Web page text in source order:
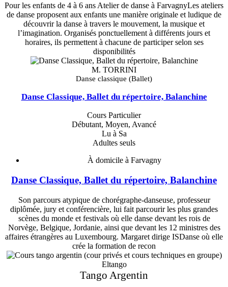
Pour les enfants de 4 à 6 ans Atelier de danse à FarvagnyLes ateliers
de danse proposent aux enfants une manière originale et ludique de
découvrir la danse à travers le mouvement, la musique et
l’imagination. Organisés ponctuellement à différents jours et
horaires, ils permettent à chacune de participer selon ses
disponibilités
M. TORRINI
Danse classique (Ballet)
Danse Classique, Ballet du répertoire, Balanchine
Cours Particulier
Débutant, Moyen, Avancé
Lu à Sa
Adultes seuls
À domicile à Farvagny
Danse Classique, Ballet du répertoire, Balanchine
Son parcours atypique de chorégraphe-danseuse, professeur
diplômée, jury et conférencière, lui fait parcourir les plus grandes
scènes du monde et festivals où elle danse devant les rois de
Norvège, Belgique, Jordanie, ainsi que devant les 12 ministres des
affaires étrangères au Luxembourg. Margaret dirige ISDanse où elle
crée la formation de recon
Eltango
Tango Argentin